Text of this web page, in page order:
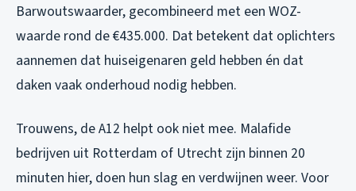
Barwoutswaarder, gecombineerd met een WOZ-
waarde rond de €435.000. Dat betekent dat oplichters
aannemen dat huiseigenaren geld hebben én dat
daken vaak onderhoud nodig hebben.
Trouwens, de A12 helpt ook niet mee. Malafide
bedrijven uit Rotterdam of Utrecht zijn binnen 20
minuten hier, doen hun slag en verdwijnen weer. Voor